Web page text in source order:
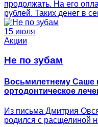
продолжать. На его
рублей. Таких денег в
15 июля
Акции
Не по зубам
Восьмилетнему Саше
ортодонтическое
Из письма Дмитрия
родился с расщелиной